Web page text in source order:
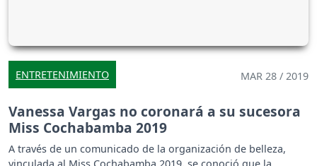
ENTRETENIMIENTO MAR 28 / 2019
Vanessa Vargas no coronará a su sucesora
Miss Cochabamba 2019
A través de un comunicado de la organización de belleza,